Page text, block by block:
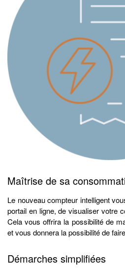
Maîtrise de sa
Le nouveau compteur intelligent
portail en ligne, de visualiser votre
Cela vous offrira la possibilité de
et vous donnera la possibilité de
Démarches simplifiées